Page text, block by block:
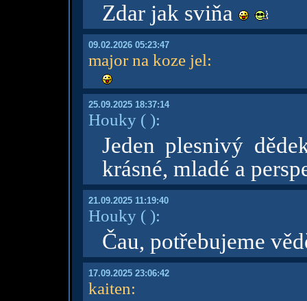
Zdar jak sviňa
09.02.2026 05:23:47
major na koze jel:
25.09.2025 18:37:14
Houky( ):
Jeden plesnivý
krásné, mladé a
21.09.2025 11:19:40
Houky( ):
Čau, potřebujeme
17.09.2025 23:06:42
kaiten: